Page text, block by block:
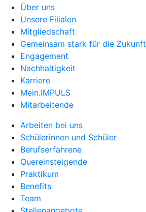
Über uns
Unsere Filialen
Mitgliedschaft
Gemeinsam stark für die Zukunft
Engagement
Nachhaltigkeit
Karriere
Mein.IMPULS
Mitarbeitende
Arbeiten bei uns
Schülerinnen und Schüler
Berufserfahrene
Quereinsteigende
Praktikum
Benefits
Team